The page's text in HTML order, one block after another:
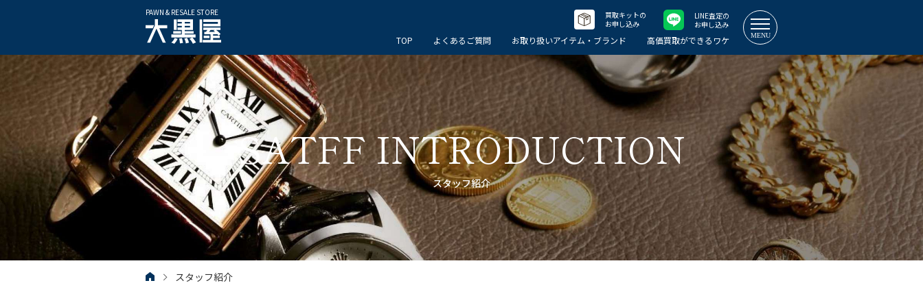
PAWN & RESALE STORE 買取キットの
お申し込み
LINE査定の
お申し込み
TOP よくあるご質問 お取り扱いアイテム・ブランド 高価買取ができるワケ
SATFF INTRODUCTION
スタッフ紹介
スタッフ紹介